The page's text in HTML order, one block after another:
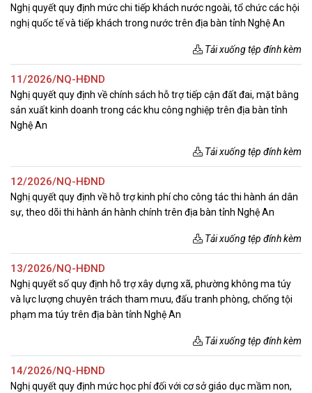
Nghị quyết quy định mức chi tiếp khách nước ngoài, tổ chức các hội
nghị quốc tế và tiếp khách trong nước trên địa bàn tỉnh Nghệ An
Tải xuống tệp đính kèm
11/2026/NQ-HĐND
Nghị quyết quy định về chính sách hỗ trợ tiếp cận đất đai, mặt bằng
sản xuất kinh doanh trong các khu công nghiệp trên địa bàn tỉnh
Nghệ An
Tải xuống tệp đính kèm
12/2026/NQ-HĐND
Nghị quyết quy định về hỗ trợ kinh phí cho công tác thi hành án dân
sự, theo dõi thi hành án hành chính trên địa bàn tỉnh Nghệ An
Tải xuống tệp đính kèm
13/2026/NQ-HĐND
Nghị quyết số quy định hỗ trợ xây dựng xã, phường không ma túy
và lực lượng chuyên trách tham mưu, đấu tranh phòng, chống tội
phạm ma túy trên địa bàn tỉnh Nghệ An
Tải xuống tệp đính kèm
14/2026/NQ-HĐND
Nghị quyết quy định mức học phí đối với cơ sở giáo dục mầm non,